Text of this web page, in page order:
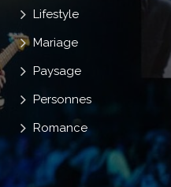
Lifestyle
Mariage
Paysage
Personnes
Romance